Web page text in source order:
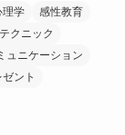
理学
感性教育
クニック
ュニケーション
ント